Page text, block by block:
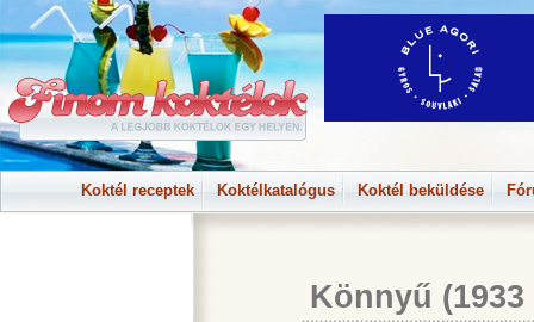
Koktél receptek Koktélkatalógus Koktél beküldése
Könnyű